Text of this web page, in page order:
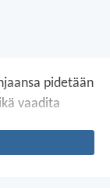
pidetään
vaadita